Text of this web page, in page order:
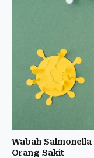
Wabah
Orang Sakit